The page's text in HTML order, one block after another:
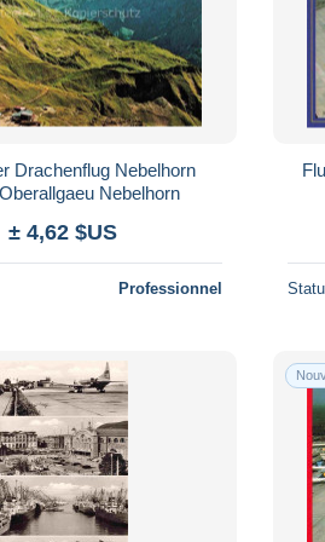
Drachenflug Nebelhorn
Nebelhorn
± 4,62 $US
Professionnel